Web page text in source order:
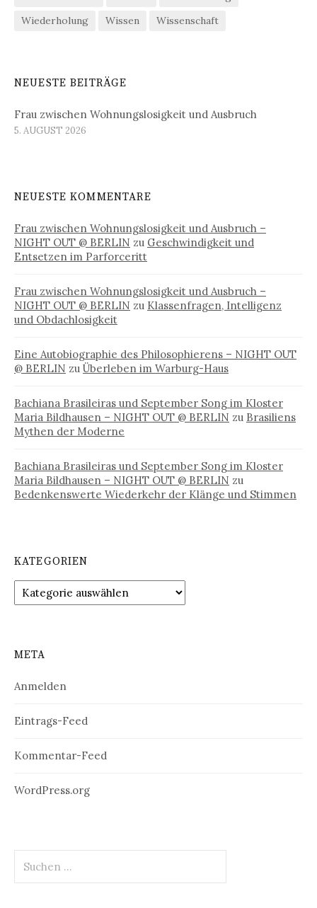
Wiederholung
Wissen Wissenschaft
NEUESTE BEITRÄGE
Frau zwischen Wohnungslosigkeit und Ausbruch
5. AUGUST 2026
NEUESTE KOMMENTARE
Frau zwischen Wohnungslosigkeit und Ausbruch –
NIGHT OUT @ BERLIN zu Geschwindigkeit und
Entsetzen im Parforceritt
Frau zwischen Wohnungslosigkeit und Ausbruch –
NIGHT OUT @ BERLIN zu Klassenfragen, Intelligenz
und Obdachlosigkeit
Eine Autobiographie des Philosophierens – NIGHT OUT
@ BERLIN zu Überleben im Warburg-Haus
Bachiana Brasileiras und September Song im Kloster
Maria Bildhausen – NIGHT OUT @ BERLIN zu Brasiliens
Mythen der Moderne
Bachiana Brasileiras und September Song im Kloster
Maria Bildhausen – NIGHT OUT @ BERLIN zu
Bedenkenswerte Wiederkehr der Klänge und Stimmen
KATEGORIEN
Kategorien
META
Anmelden
Eintrags-Feed
Kommentar-Feed
WordPress.org
nach: